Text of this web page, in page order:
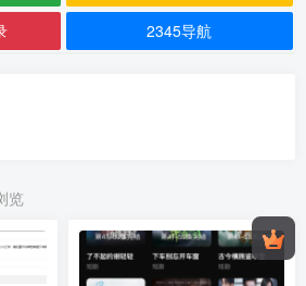
2345导航
览